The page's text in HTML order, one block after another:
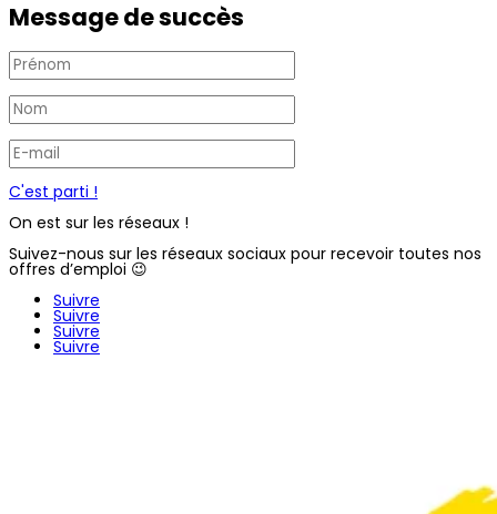
Message de succès
C'est parti !
On est sur les réseaux !
Suivez-nous sur les réseaux sociaux pour recevoir toutes nos
offres d’emploi 😉
Suivre
Suivre
Suivre
Suivre